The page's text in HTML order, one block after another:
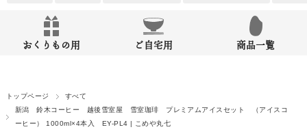
おくりもの用 ご自宅用 商品一覧
トップページ
すべて
新潟 鈴木コーヒー 越後雪室屋 雪室珈琲 プレミアムアイスセット （アイスコ
ーヒー） 1000ml×4本入 EY-PL4 | こめや丸七